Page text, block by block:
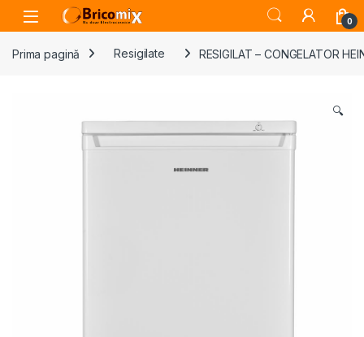
Skip to navigation
Skip to content
Open 0
Prima pagină Resigilate RESIGILAT – CONGELATOR
🔍